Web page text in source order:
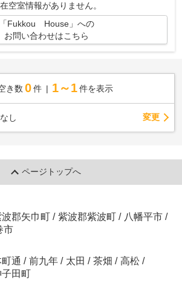
空室情報がありません。
「Fukkou House」への
お問い合わせはこちら
き数 0 件 1～1 件を表示
なし 変更
ページトップへ
波郡矢巾町 / 紫波郡紫波町 / 八幡平市 /
市
通 / 前九年 / 太田 / 茶畑 / 高松 /
子田町